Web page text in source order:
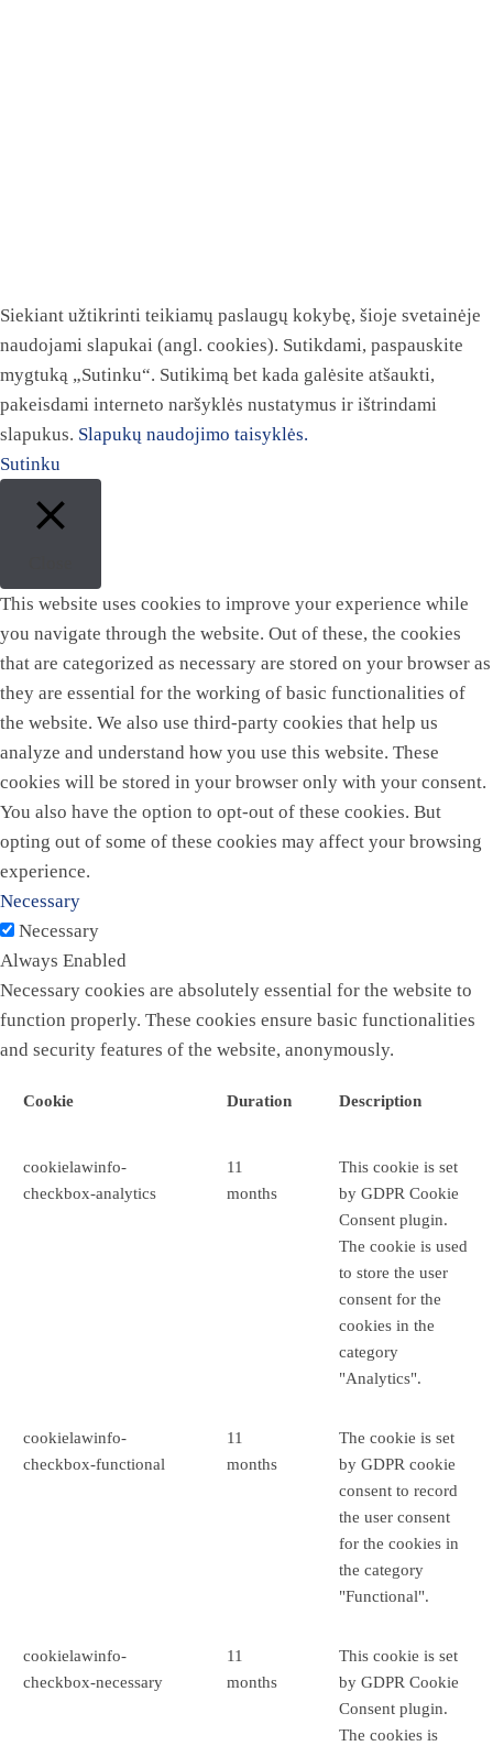
Siekiant užtikrinti teikiamų paslaugų kokybę, šioje svetainėje
naudojami slapukai (angl. cookies). Sutikdami, paspauskite
mygtuką „Sutinku“. Sutikimą bet kada galėsite atšaukti,
pakeisdami interneto naršyklės nustatymus ir ištrindami
slapukus. Slapukų naudojimo taisyklės.
Sutinku
This website uses cookies to improve your experience while
you navigate through the website. Out of these, the cookies
that are categorized as necessary are stored on your browser as
they are essential for the working of basic functionalities of
the website. We also use third-party cookies that help us
analyze and understand how you use this website. These
cookies will be stored in your browser only with your consent.
You also have the option to opt-out of these cookies. But
opting out of some of these cookies may affect your browsing
experience.
Necessary
Necessary
Always Enabled
Necessary cookies are absolutely essential for the website to
function properly. These cookies ensure basic functionalities
and security features of the website, anonymously.
Cookie Duration Description
cookielawinfo-
checkbox-analytics
11
months
This cookie is set
by GDPR Cookie
Consent plugin.
The cookie is used
to store the user
consent for the
cookies in the
category
"Analytics".
cookielawinfo-
checkbox-functional
11
months
The cookie is set
by GDPR cookie
consent to record
the user consent
for the cookies in
the category
"Functional".
cookielawinfo-
checkbox-necessary
11
months
This cookie is set
by GDPR Cookie
Consent plugin.
The cookies is